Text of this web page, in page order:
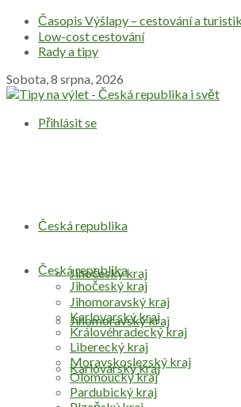
Časopis Výšlapy – cestování a
Low-cost cestování
Rady a tipy
Sobota, 8 srpna, 2026
Přihlásit se
Česká republika
Jihočeský kraj
Jihomoravský kraj
Karlovarský kraj
Česká republika
Jihočeský kraj
Jihomoravský kraj
Karlovarský kraj
Královéhradecký kraj
Liberecký kraj
Moravskoslezský kraj
Olomoucký kraj
Pardubický kraj